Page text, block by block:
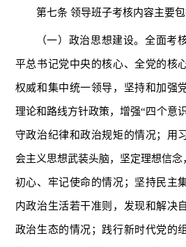
第七条 领导班子考核内容主要包
（一）政治思想建设。全面考
平总书记党中央的核心、全党的核
权威和集中统一领导，坚持和加强
理论和路线方针政策，增强“四个意
守政治纪律和政治规矩的情况；用
会主义思想武装头脑，坚定理想信念
初心、牢记使命的情况；坚持民主
内政治生活若干准则，发现和解决
政治生态的情况；践行新时代党的